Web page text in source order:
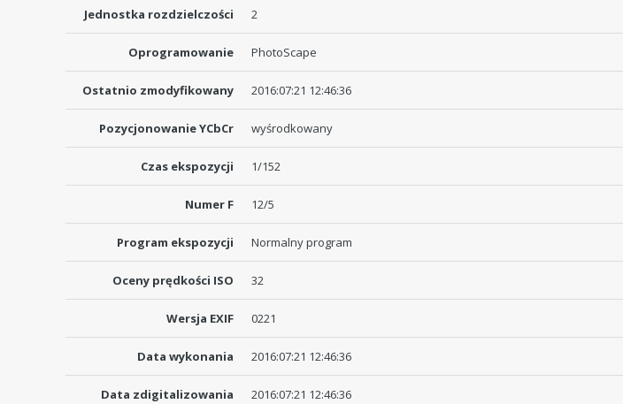
Jednostka rozdzielczości 2
Oprogramowanie PhotoScape
Ostatnio zmodyfikowany 2016:07:21 12:46:36
Pozycjonowanie YCbCr wyśrodkowany
Czas ekspozycji 1/152
Numer F 12/5
Program ekspozycji Normalny program
Oceny prędkości ISO 32
Wersja EXIF 0221
Data wykonania 2016:07:21 12:46:36
Data zdigitalizowania 2016:07:21 12:46:36